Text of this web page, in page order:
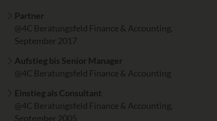
Partner
@4C Beratungsfeld Finance & Accounting,
September 2017
Aufstieg bis Senior Manager
@4C Beratungsfeld Finance & Accounting
Einstieg als Consultant
@4C Beratungsfeld Finance & Accounting,
September 2005